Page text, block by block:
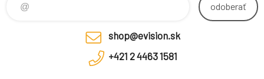
odoberať
shop@evision.sk
+421 2 4463 1581